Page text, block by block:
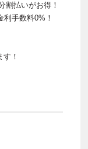
割払いがお得！
手数料0%！
！